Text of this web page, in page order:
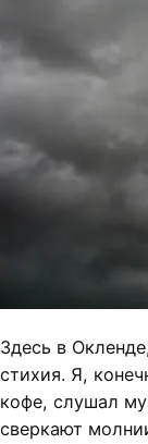
Здесь в
стихия. Я,
кофе, слушал
сверкают